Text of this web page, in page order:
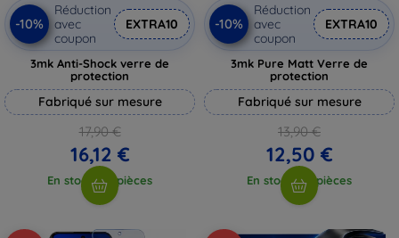
-10%
Réduction
avec
coupon
EXTRA10
3mk Anti-Shock verre de
protection
Fabriqué sur mesure
17,90 €
16,12 €
En stock > 5 pièces
-10%
Réduction
avec
coupon
EXTRA10
3mk Pure Matt Verre de
protection
Fabriqué sur mesure
13,90 €
12,50 €
En stock > 5 pièces